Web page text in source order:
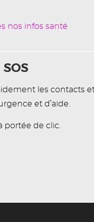
nos infos santé
les contacts
et d’aide.
portée de clic.